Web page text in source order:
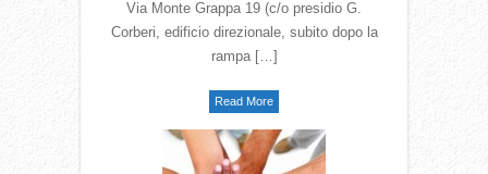
Via Monte Grappa 19 (c/o presidio G.
Corberi, edificio direzionale, subito dopo la
rampa […]
Read More